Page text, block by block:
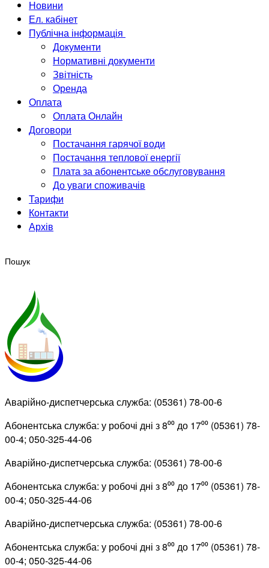
Новини
Ел. кабінет
Публічна інформація
Документи
Нормативні документи
Звітність
Оренда
Оплата
Оплата Онлайн
Договори
Постачання гарячої води
Постачання теплової енергії
Плата за абонентське обслуговування
До уваги споживачів
Тарифи
Контакти
Архів
Аварійно-диспетчерська служба: (05361) 78-00-6
Абонентська служба: у робочі дні з 8⁰⁰ до 17⁰⁰ (05361) 78-
00-4; 050-325-44-06
Аварійно-диспетчерська служба: (05361) 78-00-6
Абонентська служба: у робочі дні з 8⁰⁰ до 17⁰⁰ (05361) 78-
00-4; 050-325-44-06
Аварійно-диспетчерська служба: (05361) 78-00-6
Абонентська служба: у робочі дні з 8⁰⁰ до 17⁰⁰ (05361) 78-
00-4; 050-325-44-06